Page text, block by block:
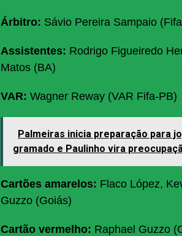
Árbitro: Sávio Pereira Sampaio
Assistentes: Rodrigo Figueiredo
Matos (BA)
VAR: Wagner Reway (VAR Fifa-PB)
Palmeiras inicia preparação para
gramado e Paulinho vira
Cartões amarelos: Flaco López,
Guzzo (Goiás)
Cartão vermelho: Raphael Guzzo